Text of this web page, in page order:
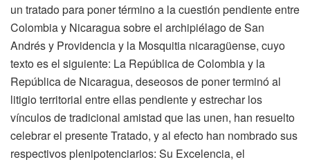
un tratado para poner término a la cuestión pendiente entre
Colombia y Nicaragua sobre el archipiélago de San
Andrés y Providencia y la Mosquitia nicaragüense, cuyo
texto es el siguiente: La República de Colombia y la
República de Nicaragua, deseosos de poner terminó al
litigio territorial entre ellas pendiente y estrechar los
vínculos de tradicional amistad que las unen, han resuelto
celebrar el presente Tratado, y al efecto han nombrado sus
respectivos plenipotenciarios: Su Excelencia, el